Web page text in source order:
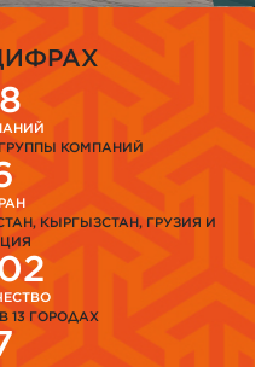
КОМПАНИЙ
КЫРГЫЗСТАН, ГРУЗИЯ И
13 ГОРОДАХ